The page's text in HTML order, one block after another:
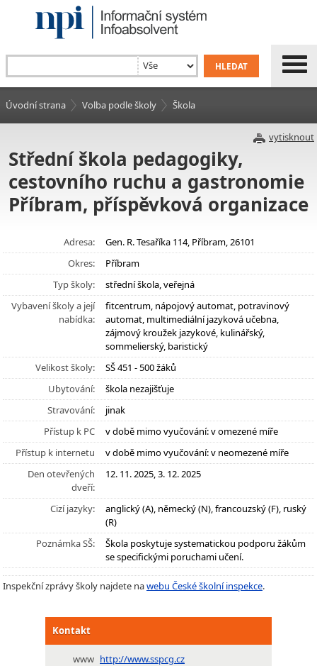
Úvodní strana Volba podle školy Škola
vytisknout
Střední škola pedagogiky,
cestovního ruchu a gastronomie
Příbram, příspěvková organizace
Adresa:
Gen. R. Tesaříka 114, Příbram, 26101
Okres:
Příbram
Typ školy:
střední škola, veřejná
Vybavení školy a její
nabídka:
fitcentrum, nápojový automat, potravinový
automat, multimediální jazyková učebna,
zájmový kroužek jazykové, kulinářský,
sommelierský, baristický
Velikost školy:
SŠ 451 - 500 žáků
Ubytování:
škola nezajišťuje
Stravování:
jinak
Přístup k PC
v době mimo vyučování: v omezené míře
Přístup k internetu
v době mimo vyučování: v neomezené míře
Den otevřených
dveří:
12. 11. 2025, 3. 12. 2025
Cizí jazyky:
anglický (A), německý (N), francouzský (F), ruský
(R)
Poznámka SŠ:
Škola poskytuje systematickou podporu žákům
se specifickými poruchami učení.
Inspekční zprávy školy najdete nawebu České školní inspekce.
Kontakt
www http://www.sspcg.cz